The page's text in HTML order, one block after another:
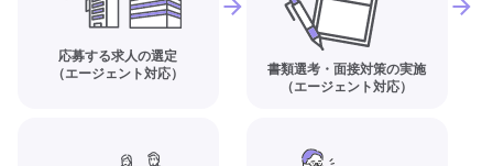
応募する求人の選定
（エージェント対応）
書類選考・面接対策の実施
（エージェント対応）